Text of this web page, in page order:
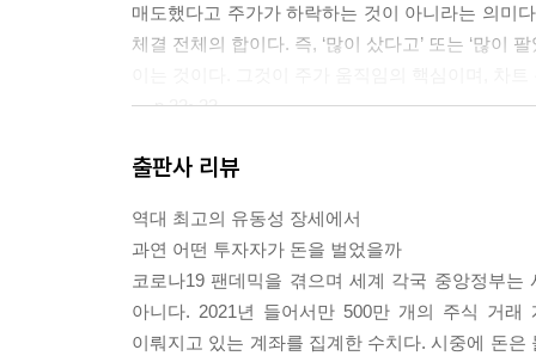
매도했다고 주가가 하락하는 것이 아니라는 의미
체결 전체의 합이다. 즉, ‘많이 샀다고’ 또는 ‘많이
--- p.22~23
거래량, 특히 순간체결량이 급증한다는 것은 해
래로 수익을 낼 확률이 높다는 뜻이다. 아무리 좋
가 발생해야 수익을 추구할 수 있으며, 가격 변화
결량이 급증해야 중요한 타이밍이 된다.
--- p.118~119
출판사 리뷰
역대 최고의 유동성 장세에서
과연 어떤 투자자가 돈을 벌었을까
코로나19 팬데믹을 겪으며 세계 각국 중앙정부
아니다. 2021년 들어서만 500만 개의 주식 거
이뤄지고 있는 계좌를 집계한 수치다. 시중에 돈